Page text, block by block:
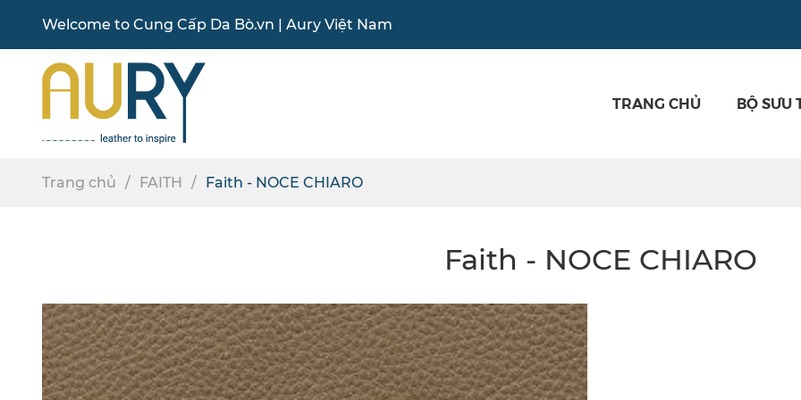
Welcome to Cung Cấp Da Bò.vn | Aury Việt Nam
TRANG CHỦ BỘ SƯU
Trang chủ FAITH Faith - NOCE CHIARO
Faith - NOCE CHIARO